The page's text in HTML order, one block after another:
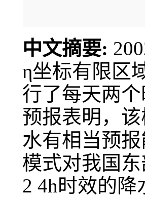
中文摘要:
η坐标有限区
行了每天两
预报表明，
水有相当预
模式对我国
2 4h时效的降